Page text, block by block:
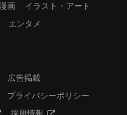
画
イラスト・アート
エンタメ
広告掲載
プライバシーポリシー
採用情報